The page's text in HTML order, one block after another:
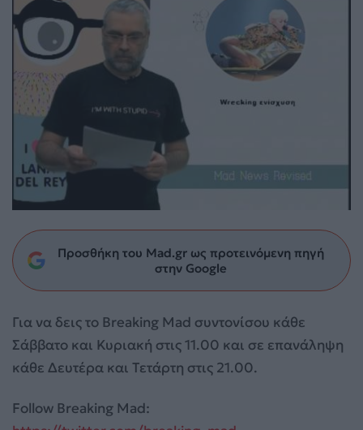
Προσθήκη του Mad.gr ως προτεινόμενη πηγή
στην Google
Για να δεις το Breaking Mad συντονίσου κάθε
Σάββατο και Κυριακή στις 11.00 και σε επανάληψη
κάθε Δευτέρα και Τετάρτη στις 21.00.
Follow Breaking Mad: